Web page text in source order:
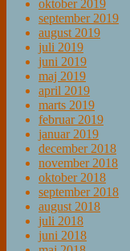
oktober 2019
september 2019
august 2019
juli 2019
juni 2019
maj 2019
april 2019
marts 2019
februar 2019
januar 2019
december 2018
november 2018
oktober 2018
september 2018
august 2018
juli 2018
juni 2018